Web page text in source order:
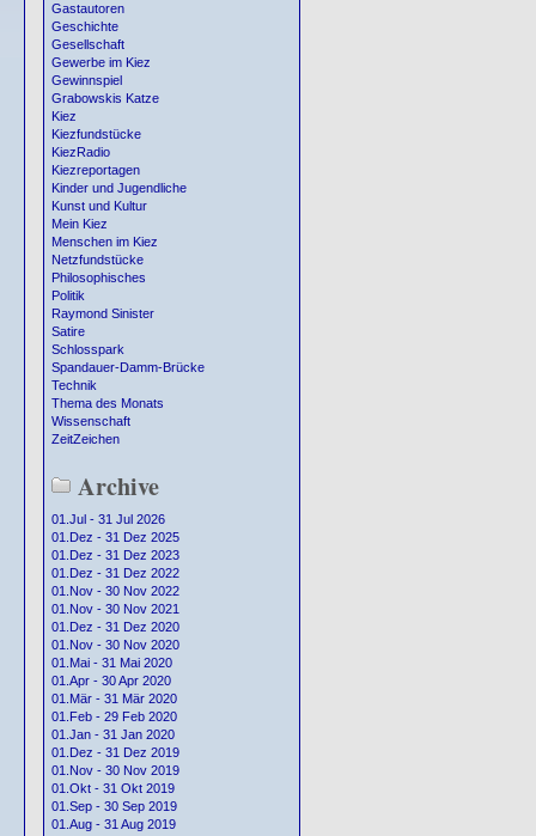
Gastautoren
Geschichte
Gesellschaft
Gewerbe im Kiez
Gewinnspiel
Grabowskis Katze
Kiez
Kiezfundstücke
KiezRadio
Kiezreportagen
Kinder und Jugendliche
Kunst und Kultur
Mein Kiez
Menschen im Kiez
Netzfundstücke
Philosophisches
Politik
Raymond Sinister
Satire
Schlosspark
Spandauer-Damm-Brücke
Technik
Thema des Monats
Wissenschaft
ZeitZeichen
Archive
01.Jul - 31 Jul 2026
01.Dez - 31 Dez 2025
01.Dez - 31 Dez 2023
01.Dez - 31 Dez 2022
01.Nov - 30 Nov 2022
01.Nov - 30 Nov 2021
01.Dez - 31 Dez 2020
01.Nov - 30 Nov 2020
01.Mai - 31 Mai 2020
01.Apr - 30 Apr 2020
01.Mär - 31 Mär 2020
01.Feb - 29 Feb 2020
01.Jan - 31 Jan 2020
01.Dez - 31 Dez 2019
01.Nov - 30 Nov 2019
01.Okt - 31 Okt 2019
01.Sep - 30 Sep 2019
01.Aug - 31 Aug 2019